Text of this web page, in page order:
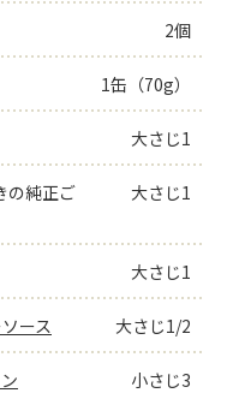
2個
1缶（70g）
大さじ1
の純正ご
大さじ1
大さじ1
ース 大さじ1/2
小さじ3